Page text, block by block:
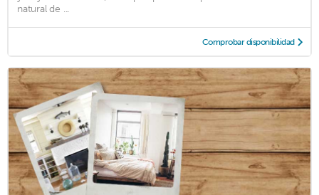
natural de ...
Comprobar disponibilidad